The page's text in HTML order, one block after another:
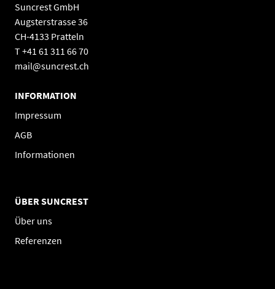
Suncrest GmbH
Augsterstrasse 36
CH-4133 Pratteln
T +41 61 311 66 70
mail@suncrest.ch
INFORMATION
Impressum
AGB
Informationen
ÜBER SUNCREST
Über uns
Referenzen